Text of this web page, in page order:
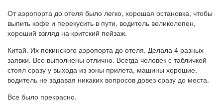
От аэропорта до отеля было легко, хорошая остановка, чтобы
выпить кофе и перекусить в пути, водитель великолепен,
хороший взгляд на критский пейзаж.
Китай. Их пекинского аэропорта до отеля. Делала 4 разных
заявки. Все выполнены отлично. Всегда человек с табличкой
стоял сразу у выхода из зоны прилета, машины хорошие,
водитель не задавая никаких вопросов довез сразу до места.
Все было прекрасно.